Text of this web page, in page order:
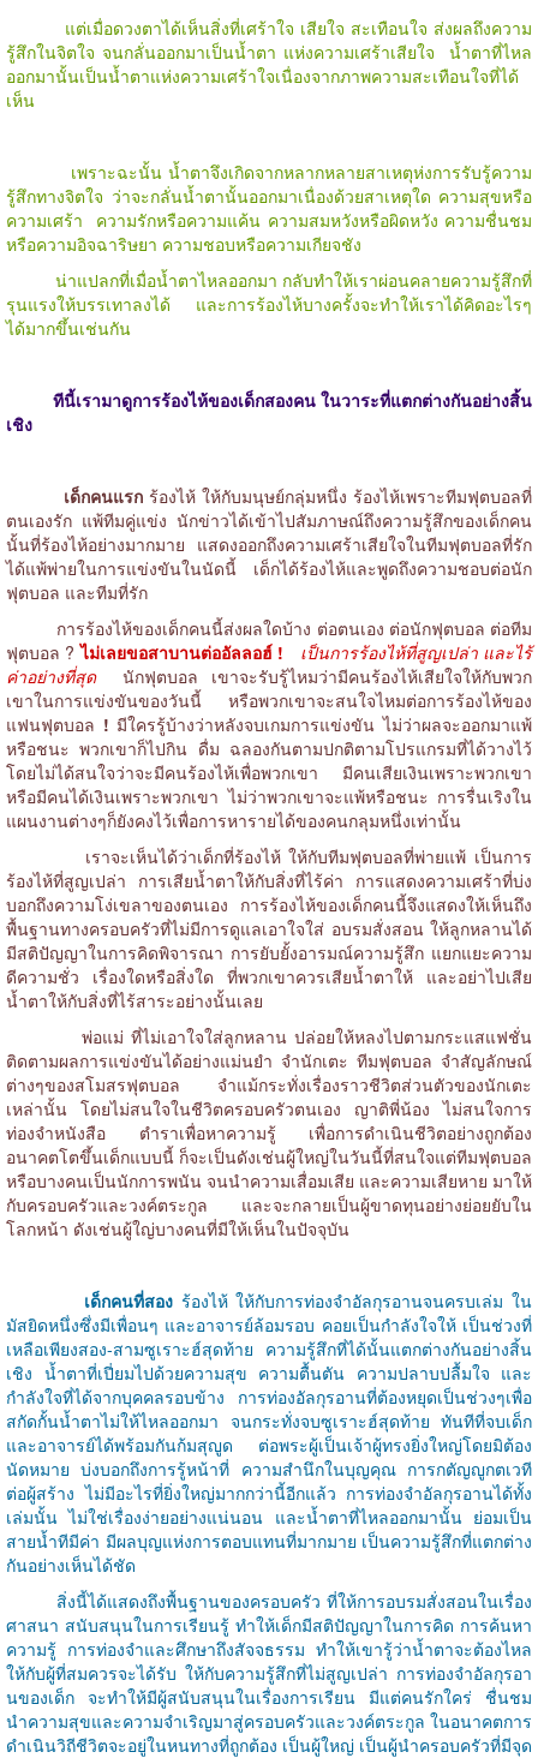
แต่เมื่อดวงตาได้เห็นสิ่งที่เศร้าใจ เสียใจ สะเทือนใจ ส่งผลถึงความ
รู้สึกในจิตใจ จนกลั่นออกมาเป็นน้ำตา แห่งความเศร้าเสียใจ น้ำตาที่ไหล
ออกมานั้นเป็นน้ำตาแห่งความเศร้าใจเนื่องจากภาพความสะเทือนใจที่ได้
เห็น
เพราะฉะนั้น น้ำตาจึงเกิดจากหลากหลายสาเหตุห่งการรับรู้ความ
รู้สึกทางจิตใจ ว่าจะกลั่นน้ำตานั้นออกมาเนื่องด้วยสาเหตุใด ความสุขหรือ
ความเศร้า ความรักหรือความแค้น ความสมหวังหรือผิดหวัง ความชื่นชม
หรือความอิจฉาริษยา ความชอบหรือความเกียจชัง
น่าแปลกที่เมื่อน้ำตาไหลออกมา กลับทำให้เราผ่อนคลายความรู้สึกที่
รุนแรงให้บรรเทาลงได้ และการร้องไห้บางครั้งจะทำให้เราได้คิดอะไรๆ
ได้มากขึ้นเช่นกัน
ทีนี้เรามาดูการร้องไห้ของเด็กสองคน ในวาระที่แตกต่างกันอย่างสิ้น
เชิง
เด็กคนแรก ร้องไห้ ให้กับมนุษย์กลุ่มหนึ่ง ร้องไห้เพราะทีมฟุตบอลที่
ตนเองรัก แพ้ทีมคู่แข่ง นักข่าวได้เข้าไปสัมภาษณ์ถึงความรู้สึกของเด็กคน
นั้นที่ร้องไห้อย่างมากมาย แสดงออกถึงความเศร้าเสียใจในทีมฟุตบอลที่รัก
ได้แพ้พ่ายในการแข่งขันในนัดนี้ เด็กได้ร้องไห้และพูดถึงความชอบต่อนัก
ฟุตบอล และทีมที่รัก
การร้องไห้ของเด็กคนนี้ส่งผลใดบ้าง ต่อตนเอง ต่อนักฟุตบอล ต่อทีม
ฟุตบอล ?ไม่เลยขอสาบานต่ออัลลอฮ์ !
เป็นการร้องไห้ที่สูญเปล่า และไร้
ค่าอย่างที่สุดนักฟุตบอล เขาจะรับรู้ไหมว่ามีคนร้องไห้เสียใจให้กับพวก
เขาในการแข่งขันของวันนี้ หรือพวกเขาจะสนใจไหมต่อการร้องไห้ของ
แฟนฟุตบอล ! มีใครรู้บ้างว่าหลังจบเกมการแข่งขัน ไม่ว่าผลจะออกมาแพ้
หรือชนะ พวกเขาก็ไปกิน ดื่ม ฉลองกันตามปกติตามโปรแกรมที่ได้วางไว้
โดยไม่ได้สนใจว่าจะมีคนร้องไห้เพื่อพวกเขา มีคนเสียเงินเพราะพวกเขา
หรือมีคนได้เงินเพราะพวกเขา ไม่ว่าพวกเขาจะแพ้หรือชนะ การรื่นเริงใน
แผนงานต่างๆก็ยังคงไว้เพื่อการหารายได้ของคนกลุมหนึ่งเท่านั้น
เราจะเห็นได้ว่าเด็กที่ร้องไห้ ให้กับทีมฟุตบอลที่พ่ายแพ้ เป็นการ
ร้องไห้ที่สูญเปล่า การเสียน้ำตาให้กับสิ่งที่ไร้ค่า การแสดงความเศร้าที่บ่ง
บอกถึงความโง่เขลาของตนเอง การร้องไห้ของเด็กคนนี้จึงแสดงให้เห็นถึง
พื้นฐานทางครอบครัวที่ไม่มีการดูแลเอาใจใส่ อบรมสั่งสอน ให้ลูกหลานได้
มีสติปัญญาในการคิดพิจารณา การยับยั้งอารมณ์ความรู้สึก แยกแยะความ
ดีความชั่ว เรื่องใดหรือสิ่งใด ที่พวกเขาควรเสียน้ำตาให้ และอย่าไปเสีย
น้ำตาให้กับสิ่งที่ไร้สาระอย่างนั้นเลย
พ่อแม่ ที่ไม่เอาใจใส่ลูกหลาน ปล่อยให้หลงไปตามกระแสแฟชั่น
ติดตามผลการแข่งขันได้อย่างแม่นยำ จำนักเตะ ทีมฟุตบอล จำสัญลักษณ์
ต่างๆของสโมสรฟุตบอล จำแม้กระทั่งเรื่องราวชีวิตส่วนตัวของนักเตะ
เหล่านั้น โดยไม่สนใจในชีวิตครอบครัวตนเอง ญาติพี่น้อง ไม่สนใจการ
ท่องจำหนังสือ ตำราเพื่อหาความรู้ เพื่อการดำเนินชีวิตอย่างถูกต้อง
อนาคตโตขึ้นเด็กแบบนี้ ก็จะเป็นดังเช่นผู้ใหญ่ในวันนี้ที่สนใจแต่ทีมฟุตบอล
หรือบางคนเป็นนักการพนัน จนนำความเสื่อมเสีย และความเสียหาย มาให้
กับครอบครัวและวงค์ตระกูล และจะกลายเป็นผู้ขาดทุนอย่างย่อยยับใน
โลกหน้า ดังเช่นผู้ใญ่บางคนที่มีให้เห็นในปัจจุบัน
เด็กคนที่สอง ร้องไห้ ให้กับการท่องจำอัลกุรอานจนครบเล่ม ใน
มัสยิดหนึ่งซึ่งมีเพื่อนๆ และอาจารย์ล้อมรอบ คอยเป็นกำลังใจให้ เป็นช่วงที่
เหลือเพียงสอง-สามซูเราะฮ์สุดท้าย ความรู้สึกที่ได้นั้นแตกต่างกันอย่างสิ้น
เชิง น้ำตาที่เปี่ยมไปด้วยความสุข ความตื้นตัน ความปลาบปลื้มใจ และ
กำลังใจที่ได้จากบุคคลรอบข้าง การท่องอัลกุรอานที่ต้องหยุดเป็นช่วงๆเพื่อ
สกัดกั้นน้ำตาไม่ให้ไหลออกมา จนกระทั่งจบซูเราะฮ์สุดท้าย ทันทีที่จบเด็ก
และอาจารย์ได้พร้อมกันก้มสุญูด ต่อพระผู้เป็นเจ้าผู้ทรงยิ่งใหญ่โดยมิต้อง
นัดหมาย บ่งบอกถึงการรู้หน้าที่ ความสำนึกในบุญคุณ การกตัญญูกตเวที
ต่อผู้สร้าง ไม่มีอะไรที่ยิ่งใหญ่มากกว่านี้อีกแล้ว การท่องจำอัลกุรอานได้ทั้ง
เล่มนั้น ไม่ใช่เรื่องง่ายอย่างแน่นอน และน้ำตาที่ไหลออกมานั้น ย่อมเป็น
สายน้ำทีมีค่า มีผลบุญแห่งการตอบแทนที่มากมาย เป็นความรู้สึกที่แตกต่าง
กันอย่างเห็นได้ชัด
สิ่งนี้ได้แสดงถึงพื้นฐานของครอบครัว ที่ให้การอบรมสั่งสอนในเรื่อง
ศาสนา สนับสนุนในการเรียนรู้ ทำให้เด็กมีสติปัญญาในการคิด การค้นหา
ความรู้ การท่องจำและศึกษาถึงสัจจธรรม ทำให้เขารู้ว่าน้ำตาจะต้องไหล
ให้กับผู้ที่สมควรจะได้รับ ให้กับความรู้สึกที่ไม่สูญเปล่า การท่องจำอัลกุรอา
นของเด็ก จะทำให้มีผู้สนับสนุนในเรื่องการเรียน มีแต่คนรักใคร่ ชื่นชม
นำความสุขและความจำเริญมาสู่ครอบครัวและวงค์ตระกูล ในอนาคตการ
ดำเนินวิถีชีวิตจะอยู่ในหนทางที่ถูกต้อง เป็นผู้ใหญ่ เป็นผู้นำครอบครัวที่มีจุด